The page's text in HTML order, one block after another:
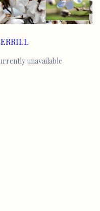
unavailable